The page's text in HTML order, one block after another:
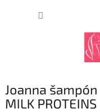
Joanna
MILK PROTEINS